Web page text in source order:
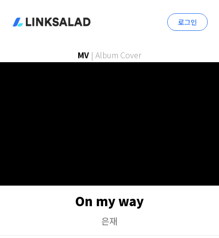
로그인
MV | Album Cover
On my way
은재